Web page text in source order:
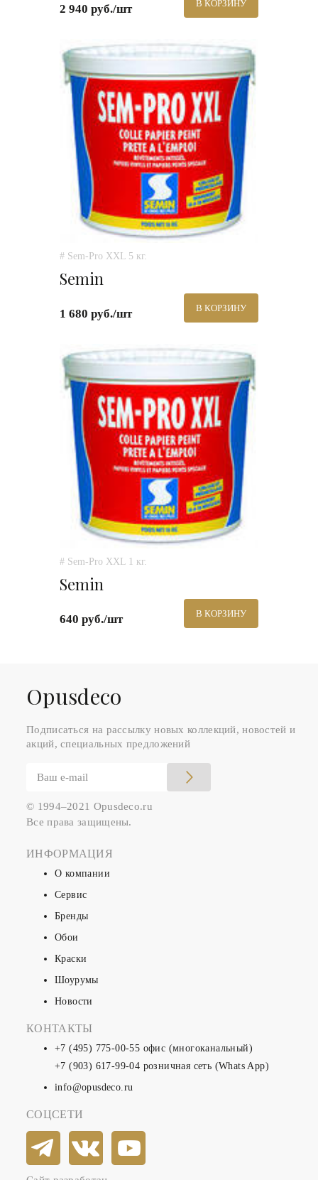
2 940 руб./шт В КОРЗИНУ
# Sem-Pro XXL 5 кг.
Semin
1 680 руб./шт В КОРЗИНУ
# Sem-Pro XXL 1 кг.
Semin
640 руб./шт В КОРЗИНУ
Оpusdeco
Подписаться на рассылку новых коллекций, новостей и
акций, специальных предложений
© 1994–2021 Opusdeco.ru
Все права защищены.
ИНФОРМАЦИЯ
О компании
Сервис
Бренды
Обои
Краски
Шоурумы
Новости
КОНТАКТЫ
+7 (495) 775-00-55 офис (многоканальный)
+7 (903) 617-99-04 розничная сеть (Whats App)
info@opusdeco.ru
СОЦСЕТИ